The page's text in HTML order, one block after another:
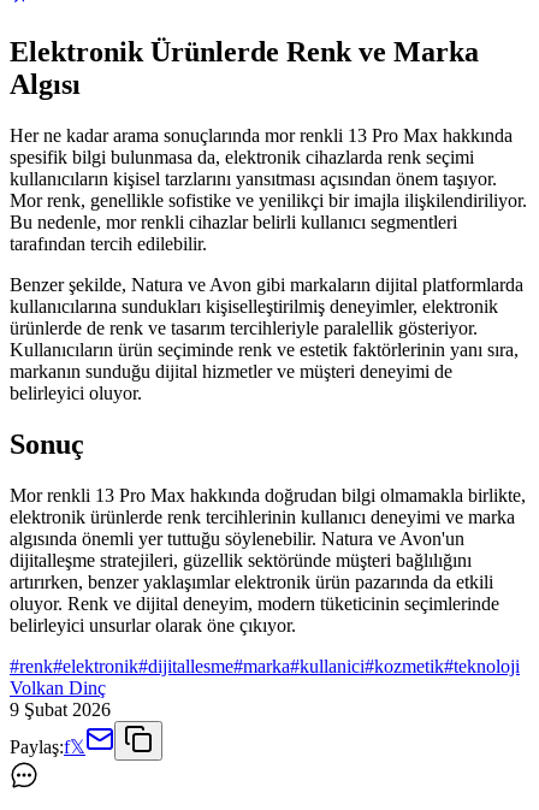
Elektronik Ürünlerde Renk ve Marka
Algısı
Her ne kadar arama sonuçlarında mor renkli 13 Pro Max hakkında
spesifik bilgi bulunmasa da, elektronik cihazlarda renk seçimi
kullanıcıların kişisel tarzlarını yansıtması açısından önem taşıyor.
Mor renk, genellikle sofistike ve yenilikçi bir imajla ilişkilendiriliyor.
Bu nedenle, mor renkli cihazlar belirli kullanıcı segmentleri
tarafından tercih edilebilir.
Benzer şekilde, Natura ve Avon gibi markaların dijital platformlarda
kullanıcılarına sundukları kişiselleştirilmiş deneyimler, elektronik
ürünlerde de renk ve tasarım tercihleriyle paralellik gösteriyor.
Kullanıcıların ürün seçiminde renk ve estetik faktörlerinin yanı sıra,
markanın sunduğu dijital hizmetler ve müşteri deneyimi de
belirleyici oluyor.
Sonuç
Mor renkli 13 Pro Max hakkında doğrudan bilgi olmamakla birlikte,
elektronik ürünlerde renk tercihlerinin kullanıcı deneyimi ve marka
algısında önemli yer tuttuğu söylenebilir. Natura ve Avon'un
dijitalleşme stratejileri, güzellik sektöründe müşteri bağlılığını
artırırken, benzer yaklaşımlar elektronik ürün pazarında da etkili
oluyor. Renk ve dijital deneyim, modern tüketicinin seçimlerinde
belirleyici unsurlar olarak öne çıkıyor.
#renk#elektronik#dijitallesme#marka#kullanici#kozmetik#teknoloji
Volkan Dinç
9 Şubat 2026
Paylaş:f𝕏